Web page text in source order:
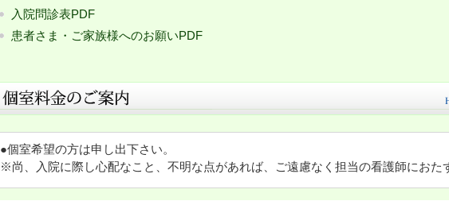
入院問診表PDF
患者さま・ご家族様へのお願いPDF
●個室希望の方は申し出下さい。
※尚、入院に際し心配なこと、不明な点があれば、ご遠慮なく担当の看護師におた